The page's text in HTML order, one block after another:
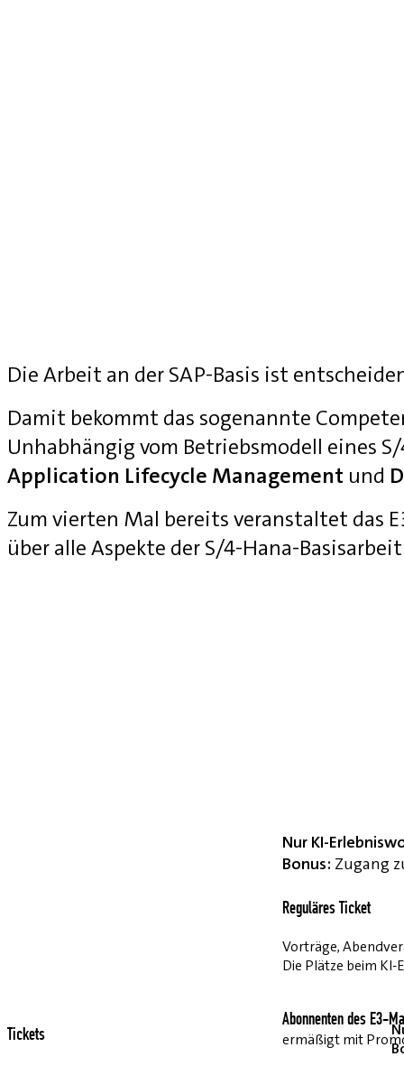
Die Arbeit an der SAP-Basis ist
Damit bekommt das sogenannte
Unhabhängig vom Betriebsmodell eines
Application Lifecycle Management und
Zum vierten Mal bereits veranstaltet das
über alle Aspekte der S/4-Hana-
Nur KI-
Bonus: Zugang
Reguläres Ticket
Vorträge,
Die Plätze beim
Abonnenten des E3-
ermäßigt mit
Tickets